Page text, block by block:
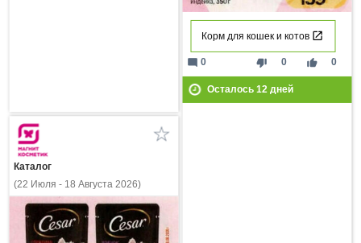
Корм для кошек и котов
thumb_down 0 thumb_up 0
mode_comment 0
Осталось 12дней
Каталог
(22 Июля - 18 Августа 2026)